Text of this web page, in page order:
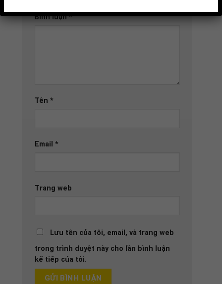
Bình luận*
Tên *
Email *
Trang web
Lưu tên của tôi, email, và trang web
trong trình duyệt này cho lần bình luận
kế tiếp của tôi.